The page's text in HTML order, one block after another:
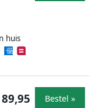
huis
89,95 Bestel »